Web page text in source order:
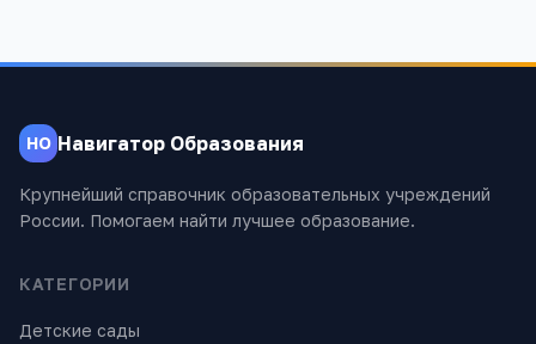
НО Навигатор Образования
Крупнейший справочник образовательных учреждений
России. Помогаем найти лучшее образование.
КАТЕГОРИИ
Детские сады